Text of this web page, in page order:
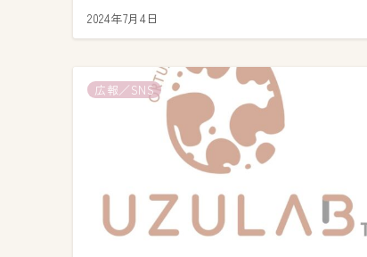
2024年7月4日
広報／SNS